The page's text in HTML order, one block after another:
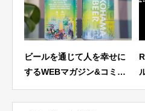
幸せに
コミュ
いただ
RE:IWAROMAN×横浜ビー
ル コラボレーション限定
12時より予約受付開始！限